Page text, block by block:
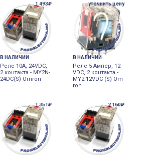
er Electric RPM4
er Electric RPM4
1 493₽
В НАЛИЧИИ
Реле 10А, 24VDC,
2 контакта - MY2N-
24DC(S) Omron
уточнить цену
В НАЛИЧИИ
Реле 5 Ампер, 12
VDC, 2 контакта -
MY2-12VDC (S) Om
ron
1 351₽ 2 160₽